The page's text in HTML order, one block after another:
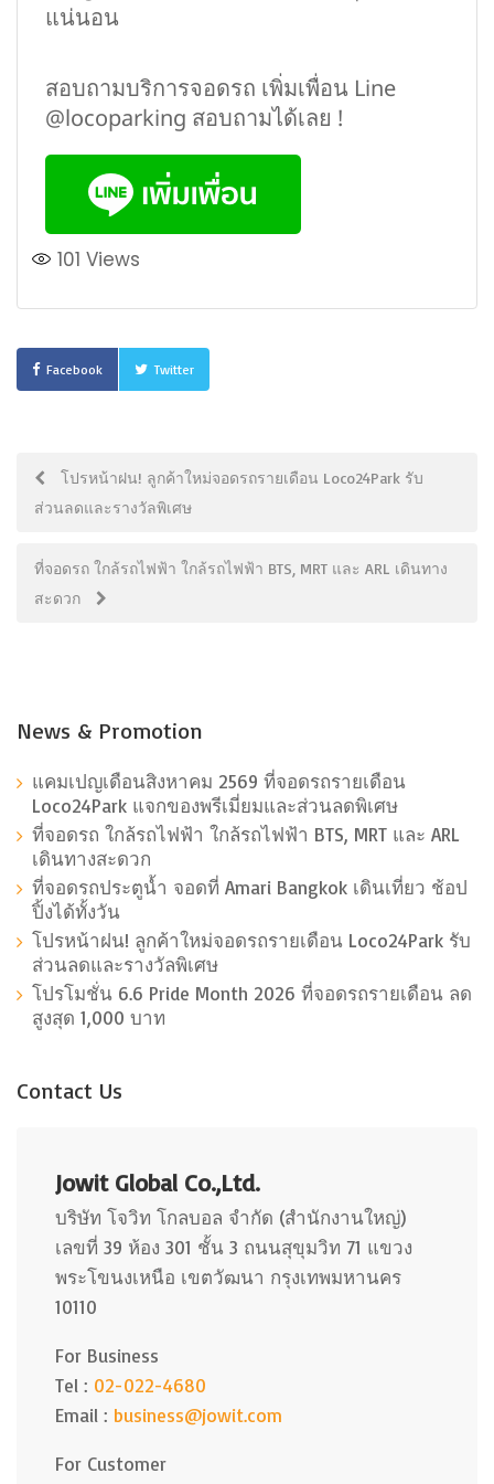
แน่นอน
สอบถามบริการจอดรถ เพิ่มเพื่อน Line
@locoparking สอบถามได้เลย !
101 Views
Facebook Twitter
โปรหน้าฝน! ลูกค้าใหม่จอดรถรายเดือน Loco24Park รับ
ส่วนลดและรางวัลพิเศษ
ที่จอดรถ ใกล้รถไฟฟ้า ใกล้รถไฟฟ้า BTS, MRT และ ARL เดินทาง
สะดวก
News & Promotion
แคมเปญเดือนสิงหาคม 2569 ที่จอดรถรายเดือน
Loco24Park แจกของพรีเมี่ยมและส่วนลดพิเศษ
ที่จอดรถ ใกล้รถไฟฟ้า ใกล้รถไฟฟ้า BTS, MRT และ ARL
เดินทางสะดวก
ที่จอดรถประตูน้ำ จอดที่ Amari Bangkok เดินเที่ยว ช้อป
ปิ้งได้ทั้งวัน
โปรหน้าฝน! ลูกค้าใหม่จอดรถรายเดือน Loco24Park รับ
ส่วนลดและรางวัลพิเศษ
โปรโมชั่น 6.6 Pride Month 2026 ที่จอดรถรายเดือน ลด
สูงสุด 1,000 บาท
Contact Us
Jowit Global Co.,Ltd.
บริษัท โจวิท โกลบอล จำกัด (สำนักงานใหญ่)
เลขที่ 39 ห้อง 301 ชั้น 3 ถนนสุขุมวิท 71 แขวง
พระโขนงเหนือ เขตวัฒนา กรุงเทพมหานคร
10110
For Business
Tel : 02-022-4680
Email : business@jowit.com
For Customer